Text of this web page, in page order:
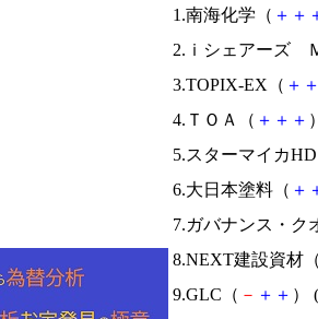
1.南海化学（ ＋ ＋
2.ｉシェアーズ
3.TOPIX-EX（ ＋
4.ＴＯＡ（ ＋ ＋ ＋
5.スターマイカ
6.大日本塗料（ ＋
7.ガバナンス・ク
8.NEXT建設資材
9.GLC（ － ＋ ＋ ） (